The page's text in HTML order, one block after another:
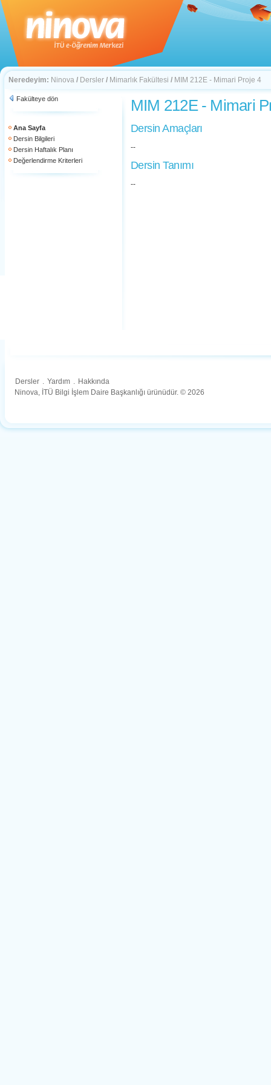
Neredeyim: Ninova / Dersler / Mimarlık Fakültesi / MIM 212E - Mimari Proje 4
Fakülteye dön
Ana Sayfa
Dersin Bilgileri
Dersin Haftalık Planı
Değerlendirme Kriterleri
MIM 212E - Mimari
Dersin Amaçları
--
Dersin Tanımı
--
Dersler . Yardım . Hakkında
Ninova, İTÜ Bilgi İşlem Daire Başkanlığı ürünüdür. © 2026